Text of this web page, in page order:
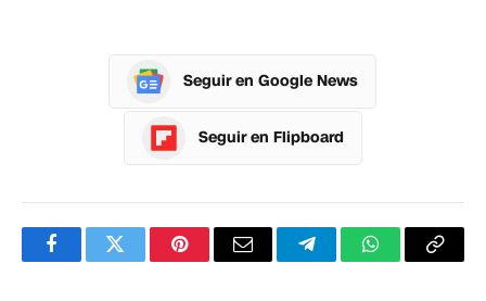
Seguir en Google News
Seguir en Flipboard
FacebookTwitterPinterestCorreoTelegramWhatsApp